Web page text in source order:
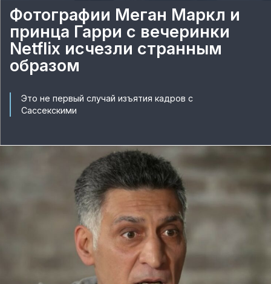
Фотографии Меган Маркл и
принца Гарри с вечеринки
Netflix исчезли странным
образом
Это не первый случай изъятия кадров с
Сассекскими